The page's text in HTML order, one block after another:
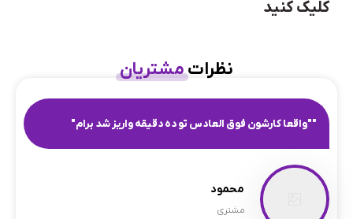
کلیک کنید
نظراتمشتریان
""واقعا کارشون فوق العادس تو ده دقیقه واریز شد برام"
محمود
مشتری